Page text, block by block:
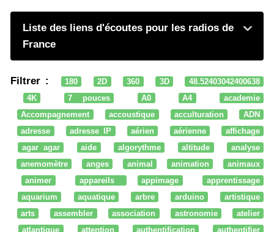
Liste des liens d'écoutes pour les radios de
France
Filtrer : 180 2D 360 3D
48.52403042400638
4K
7 pouces A0 A4
academie
Accompagnement
accoustique acculturation
ADN
adresse
adresse IP aérien aérienne
affichage
agar agar
aide algorythme altitude
analyse
anemomètre
anges animal animation
animaux
animer
appareils appimage
apprentissage
aquarium
aquatique arbre arduino
artistique
arts
assembler association astronomie
atelier
atlantique
attention authentification
authentifier